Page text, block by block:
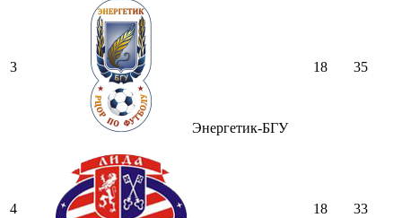
3
Энергетик-БГУ
18 35
4 18 33